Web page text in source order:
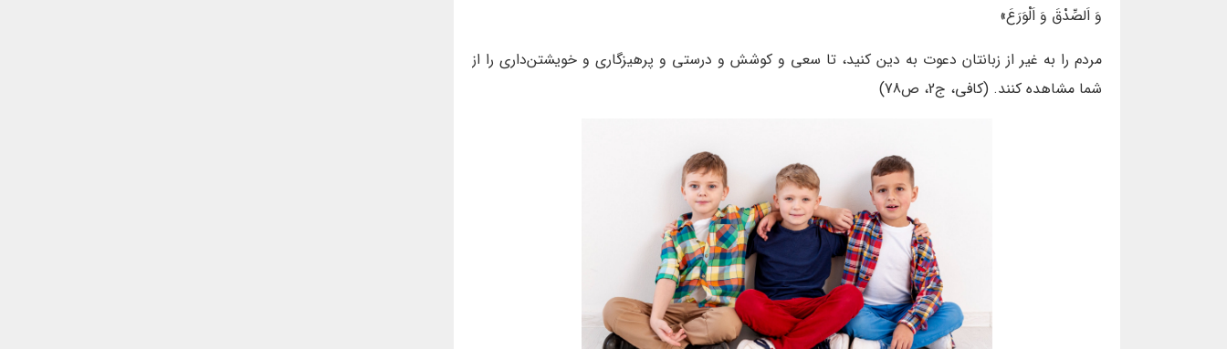
وَ اَلصِّدْقَ وَ اَلْوَرَعَ»
مردم را به غير از زبانتان دعوت به دين كنيد، تا سعى و كوشش و درستى و پرهيزگارى و خويشتن‌دارى را از
شما مشاهده كنند. (کافی، ج2، ص78)